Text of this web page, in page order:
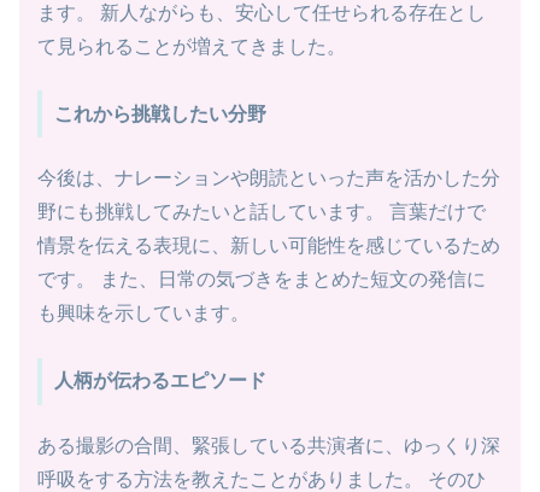
ます。 新人ながらも、安心して任せられる存在とし
て見られることが増えてきました。
これから挑戦したい分野
今後は、ナレーションや朗読といった声を活かした分
野にも挑戦してみたいと話しています。 言葉だけで
情景を伝える表現に、新しい可能性を感じているため
です。 また、日常の気づきをまとめた短文の発信に
も興味を示しています。
人柄が伝わるエピソード
ある撮影の合間、緊張している共演者に、ゆっくり深
呼吸をする方法を教えたことがありました。 そのひ